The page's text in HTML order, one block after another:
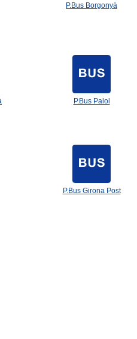
P.Bus Borgonyà
P.Bus Palol
P.Bus Girona Post